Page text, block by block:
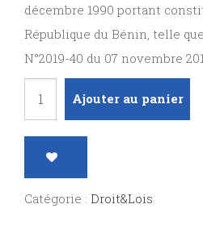
décembre 1990 portant
République du Bénin, telle
N°2019-40 du 07 novembre
Loi
N°2025-
Ajouter au panier
Catégorie : Droit&Lois